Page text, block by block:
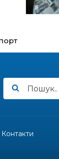
17:07
10 лип
11:54
Контакти